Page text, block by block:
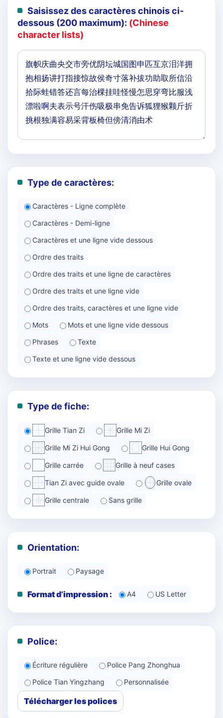
Saisissez des caractères chinois ci-
dessous (200 maximum): (Chinese
character lists)
Type de caractères:
Caractères - Ligne complète
Caractères - Demi-ligne
Caractères et une ligne vide dessous
Ordre des traits
Ordre des traits et une ligne de caractères
Ordre des traits et une ligne vide
Ordre des traits, caractères et une ligne vide
Mots
Mots et une ligne vide dessous
Phrases
Texte
Texte et une ligne vide dessous
Type de fiche:
Grille Tian Zi Grille Mi Zi
Grille Mi Zi Hui Gong Grille Hui Gong
Grille carrée Grille à neuf cases
Tian Zi avec guide ovale Grille ovale
Grille centrale Sans grille
Orientation:
Portrait Paysage
Format d’impression : A4 US Letter
Police:
Écriture régulière
Police Pang Zhonghua
Police Tian Yingzhang
Personnalisée
Télécharger les polices